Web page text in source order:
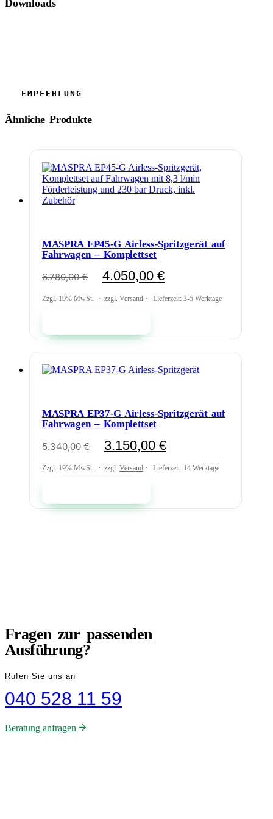
Downloads
Ähnliche Produkte
MASPRA EP45-G Airless-Spritzgerät auf
Fahrwagen – Komplettset
6.780,00€
Ursprünglicher
Preis
6.780,00 €
4.050,00 €Aktueller
Preis
4.050,00 €.
Zzgl. 19% MwSt. zzgl. Versand Lieferzeit: 3-5 Werktage
MASPRA EP37-G Airless-Spritzgerät auf
Fahrwagen – Komplettset
5.340,00€
Ursprünglicher
Preis
5.340,00 €
3.150,00 €Aktueller
Preis
3.150,00 €.
Zzgl. 19% MwSt. zzgl. Versand Lieferzeit: 14 Werktage
Fragen zur passenden
Ausführung?
Rufen Sie uns an
040 528 11 59
Beratung anfragen